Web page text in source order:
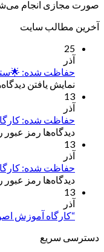
صورت مجازی انجام
آخرین مطالب سایت
25
آذر
حفاظت شده:
نمایش یافتن
13
آذر
حفاظت شده:
دیدگاه‌ها رمز عبور
13
آذر
حفاظت شده:
دیدگاه‌ها رمز عبور
13
آذر
“کارگاه آموزش
دسترسی سریع